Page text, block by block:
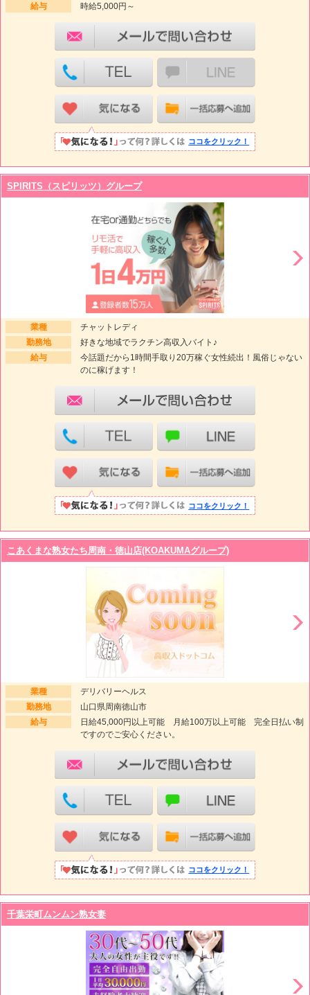
給与 時給5,000円～
ココをクリック！
SPIRITS（スピリッツ）グループ
業種
チャットレディ
勤務地
好きな地域でラクチン高収入バイト♪
給与
今話題だから1時間手取り20万稼ぐ女性続出！風俗じゃない
のに稼げます！
ココをクリック！
こあくまな熟女たち周南・徳山店(KOAKUMAグループ)
業種
デリバリーヘルス
勤務地
山口県周南徳山市
給与
日給45,000円以上可能 月給100万以上可能 完全日払い制
ですのでご安心ください。
ココをクリック！
千葉栄町ムンムン熟女妻